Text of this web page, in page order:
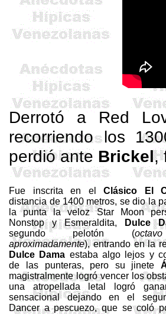
Derrotó a Red
recorriendo los
perdió ante Brickel,
Fue inscrita en elClásico El
distancia de 1400 metros, se dio la
la punta la velozStarMoon
Nonstopy Esmeraldita, Dulce
segundo pelotón (
aproximadamente), entrando en la
Dulce Dama estaba algo lejos y
de las punteras, pero su jinete
magistralmente logró vencer los
una atropellada letal logró
sensacional dejando en el
Dancera pescuezo, que se coló